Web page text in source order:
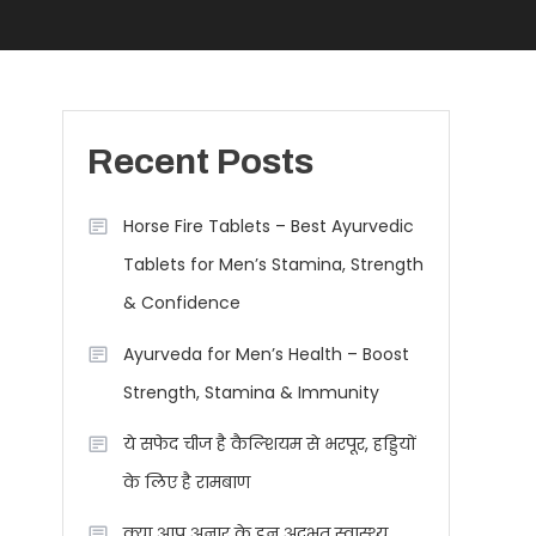
Recent Posts
Horse Fire Tablets – Best Ayurvedic
Tablets for Men’s Stamina, Strength
& Confidence
Ayurveda for Men’s Health – Boost
Strength, Stamina & Immunity
ये सफेद चीज है कैल्शियम से भरपूर, हड्डियों
के लिए है रामबाण